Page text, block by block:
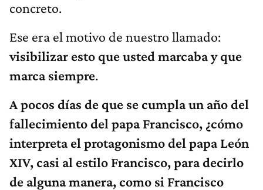
concreto.
Ese era el motivo de nuestro llamado:
visibilizar esto que usted marcaba y que
marca siempre.
A pocos días de que se cumpla un año del
fallecimiento del papa Francisco, ¿cómo
interpreta el protagonismo del papa León
XIV, casi al estilo Francisco, para decirlo
de alguna manera, como si Francisco